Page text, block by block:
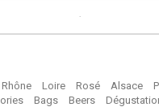
Rhône Loire Rosé Alsace
Bags Beers